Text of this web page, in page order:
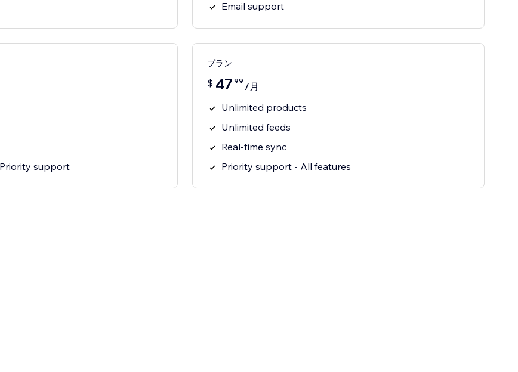
Email support
support
プラン
$ 47 99 /月
Unlimited products
Unlimited feeds
Real-time sync
Priority support - All features